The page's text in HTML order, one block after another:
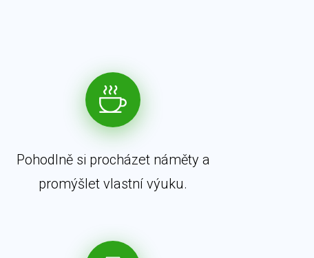
Pohodlně si procházet náměty a
promýšlet vlastní výuku.